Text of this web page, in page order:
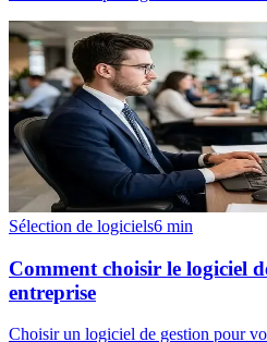
Sélection de logiciels6 min
Comment choisir le logiciel
entreprise
Choisir un logiciel de gestion pour